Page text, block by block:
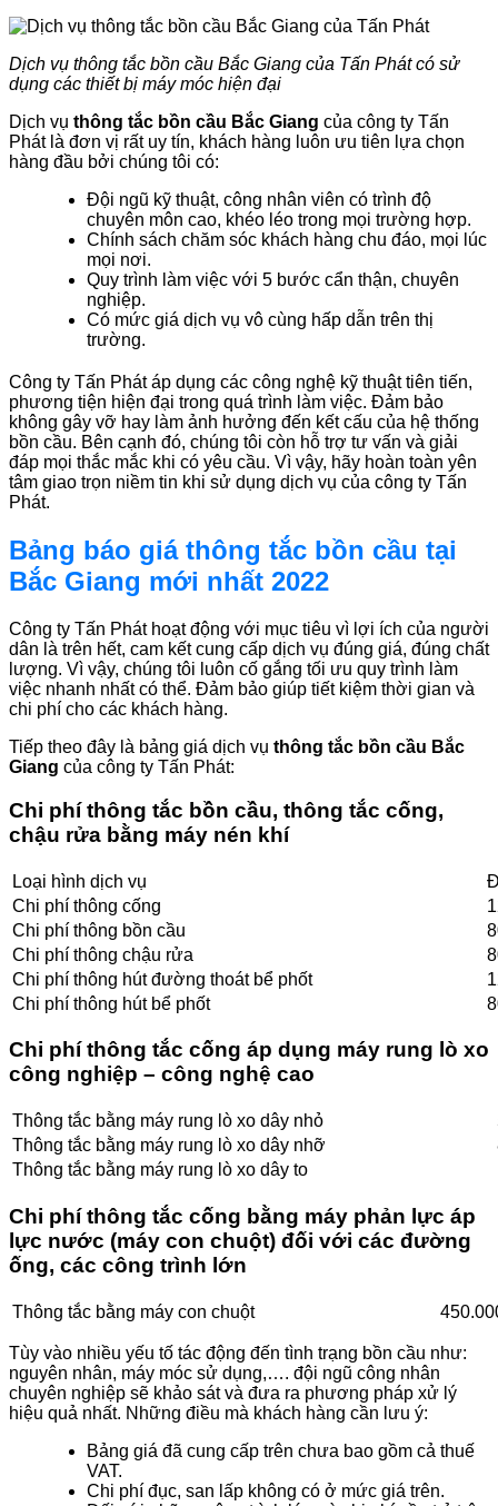
Dịch vụ thông tắc bồn cầu Bắc Giang của Tấn Phát có sử
dụng các thiết bị máy móc hiện đại
Dịch vụ thông tắc bồn cầu Bắc Giang của công ty Tấn
Phát là đơn vị rất uy tín, khách hàng luôn ưu tiên lựa chọn
hàng đầu bởi chúng tôi có:
Đội ngũ kỹ thuật, công nhân viên có trình độ
chuyên môn cao, khéo léo trong mọi trường hợp.
Chính sách chăm sóc khách hàng chu đáo, mọi lúc
mọi nơi.
Quy trình làm việc với 5 bước cẩn thận, chuyên
nghiệp.
Có mức giá dịch vụ vô cùng hấp dẫn trên thị
trường.
Công ty Tấn Phát áp dụng các công nghệ kỹ thuật tiên tiến,
phương tiện hiện đại trong quá trình làm việc. Đảm bảo
không gây vỡ hay làm ảnh hưởng đến kết cấu của hệ thống
bồn cầu. Bên cạnh đó, chúng tôi còn hỗ trợ tư vấn và giải
đáp mọi thắc mắc khi có yêu cầu. Vì vậy, hãy hoàn toàn yên
tâm giao trọn niềm tin khi sử dụng dịch vụ của công ty Tấn
Phát.
Bảng báo giá thông tắc bồn cầu tại
Bắc Giang mới nhất 2022
Công ty Tấn Phát hoạt động với mục tiêu vì lợi ích của người
dân là trên hết, cam kết cung cấp dịch vụ đúng giá, đúng chất
lượng. Vì vậy, chúng tôi luôn cố gắng tối ưu quy trình làm
việc nhanh nhất có thể. Đảm bảo giúp tiết kiệm thời gian và
chi phí cho các khách hàng.
Tiếp theo đây là bảng giá dịch vụ thông tắc bồn cầu Bắc
Giang của công ty Tấn Phát:
Chi phí thông tắc bồn cầu, thông tắc cống,
chậu rửa bằng máy nén khí
Loại hình dịch vụ
Chi phí thông cống
Chi phí thông bồn cầu
Chi phí thông chậu rửa
Chi phí thông hút đường thoát bể phốt
Chi phí thông hút bể phốt
Chi phí thông tắc cống áp dụng máy rung lò xo
công nghiệp – công nghệ cao
Thông tắc bằng máy rung lò xo dây nhỏ
Thông tắc bằng máy rung lò xo dây nhỡ
Thông tắc bằng máy rung lò xo dây to
Chi phí thông tắc cống bằng máy phản lực áp
lực nước (máy con chuột) đối với các đường
ống, các công trình lớn
Thông tắc bằng máy con chuột
Tùy vào nhiều yếu tố tác động đến tình trạng bồn cầu như:
nguyên nhân, máy móc sử dụng,…. đội ngũ công nhân
chuyên nghiệp sẽ khảo sát và đưa ra phương pháp xử lý
hiệu quả nhất. Những điều mà khách hàng cần lưu ý:
Bảng giá đã cung cấp trên chưa bao gồm cả thuế
VAT.
Chi phí đục, san lấp không có ở mức giá trên.